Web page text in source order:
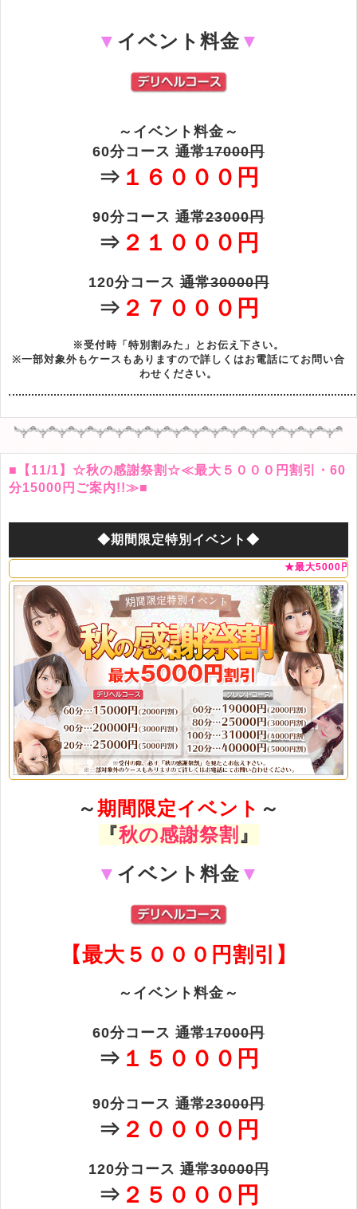
▼ イベント料金▼
～イベント料金～
60分コース 通常17000円
⇒ １６０００円
90分コース 通常23000円
⇒ ２１０００円
120分コース通常30000円
⇒ ２７０００円
※受付時「特別割みた」とお伝え下さい。
※一部対象外もケースもありますので詳しくはお電話にてお問い合
わせください。
■【11/1】☆秋の感謝祭割☆≪最大５０００円割引・60
分15000円ご案内!!≫■
◆期間限定特別イベント◆
★最大5000円割引！60分
～期間限定イベント ～
『秋の感謝祭割 』
▼ イベント料金▼
【最大５０００円割引】
～イベント料金～
60分コース 通常17000円
⇒ １５０００円
90分コース 通常23000円
⇒ ２００００円
120分コース通常30000円
⇒ ２５０００円